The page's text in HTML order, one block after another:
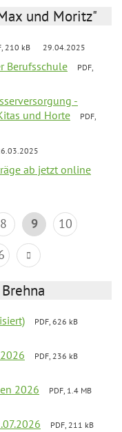
und Moritz"
210 kB 29.04.2025
Berufsschule
PDF,
-
und Horte
PDF,
ab jetzt online
8 9
10
PDF, 626 kB
PDF, 236 kB
2026
PDF, 1.4 MB
PDF, 211 kB